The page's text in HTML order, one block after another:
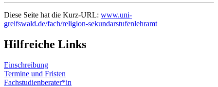
Diese Seite hat die Kurz-URL: www.uni-
greifswald.de/fach/religion-sekundarstufenlehramt
Hilfreiche Links
Einschreibung
Termine und Fristen
Fachstudienberater*in